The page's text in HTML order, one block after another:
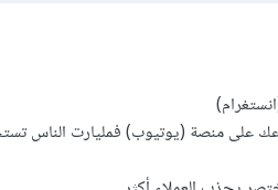
على منصة (يوتيوب) فمليارت الناس